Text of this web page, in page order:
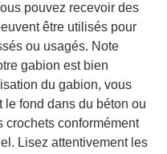
pouvez recevoir des
être utilisés pour
ou usagés. Note
gabion est bien
du gabion, vous
fond dans du béton ou
crochets conformément
Lisez attentivement les